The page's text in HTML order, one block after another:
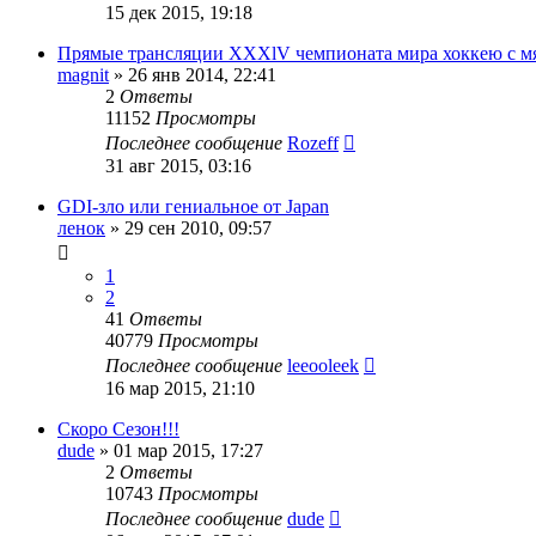
15 дек 2015, 19:18
Прямые трансляции XXXlV чемпионата мира хоккею с
magnit » 26 янв 2014, 22:41
2 Ответы
11152 Просмотры
Последнее сообщение Rozeff
31 авг 2015, 03:16
GDI-зло или гениальное от Japan
ленок » 29 сен 2010, 09:57
1
2
41 Ответы
40779 Просмотры
Последнее сообщение leeooleek
16 мар 2015, 21:10
Скоро Сезон!!!
dude » 01 мар 2015, 17:27
2 Ответы
10743 Просмотры
Последнее сообщение dude